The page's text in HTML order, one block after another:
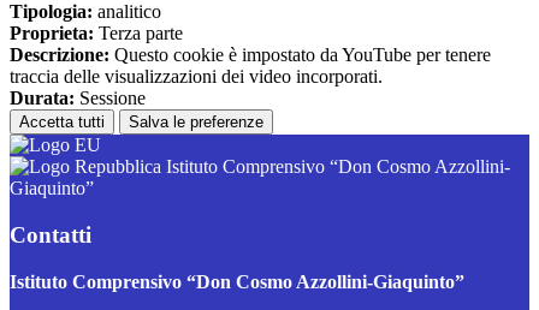
Tipologia: analitico
Proprieta: Terza parte
Descrizione: Questo cookie è impostato da YouTube per tenere
traccia delle visualizzazioni dei video incorporati.
Durata: Sessione
Accetta tutti Salva le preferenze
Istituto Comprensivo “Don Cosmo Azzollini-
Giaquinto”
Contatti
Istituto Comprensivo “Don Cosmo Azzollini-Giaquinto”